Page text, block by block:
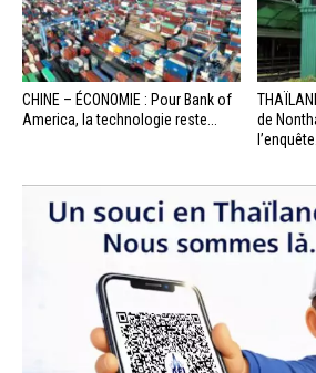
CHINE – ÉCONOMIE : Pour Bank of
America, la technologie reste...
de